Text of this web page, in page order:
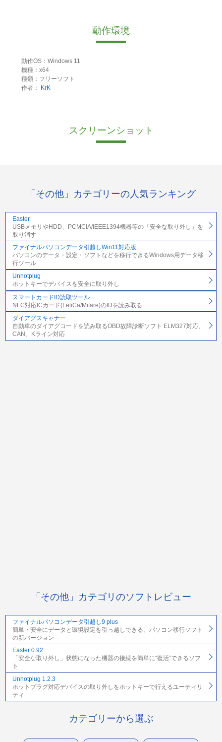
動作環境
動作OS：Windows 11
機種：x64
種類：フリーソフト
作者：
KrK
スクリーンショット
「その他」カテゴリーの人気ランキング
Easter
USBメモリやHDD、PCMCIA/IEEE1394機器等の「安全な取り外し」を
取り消す
ファイナルパソコンデータ引越しWin11対応版
パソコンのデータ・設定・ソフトなどを移行できるWindows用データ移
行ツール
Unhotplug
ホットキーでデバイスを安全に取り外し
スマートカードID読取ツール
NFC対応ICカード(FeliCa/Mifare)のIDを読み取る
ダイアグスキャナー
自動車のダイアグコードを読み取るOBD故障診断ソフト ELM327対応、
CAN、Kライン対応
「その他」カテゴリのソフトレビュー
ファイナルパソコンデータ引越し9 plus
簡単・安全にデータと環境設定を引っ越しできる、パソコン移行ソフト
の新バージョン
Easter 0.92
「安全な取り外し」状態になった機器の接続を簡単に“復活”できるソフ
ト
Unhotplug 1.2.3
ホットプラグ対応デバイスの取り外しをホットキーで行えるユーティリ
ティ
カテゴリーから選ぶ